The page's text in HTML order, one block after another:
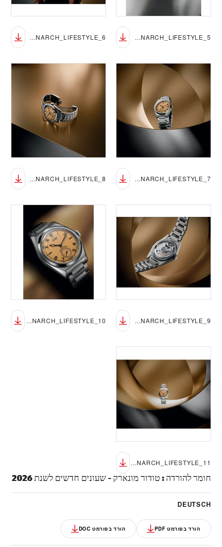
TUDOR_NP26_MONARCH_LIFESTYLE_5
TUDOR_NP26_MONARCH_LIFESTYLE_6
TUDOR_NP26_MONARCH_LIFESTYLE_7
TUDOR_NP26_MONARCH_LIFESTYLE_8
TUDOR_NP26_MONARCH_LIFESTYLE_9
TUDOR_NP26_MONARCH_LIFESTYLE_10
TUDOR_NP26_MONARCH_LIFESTYLE_11
חומר להורדה : טודור מונארק - שעונים חדשים לשנת 2026
DEUTSCH
הורד בפורמט PDF הורד בפורמט DOC